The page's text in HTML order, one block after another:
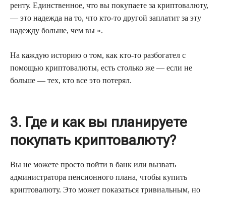
ренту. Единственное, что вы покупаете за криптовалюту,
— это надежда на то, что кто-то другой заплатит за эту
надежду больше, чем вы ».
На каждую историю о том, как кто-то разбогател с
помощью криптовалюты, есть столько же — если не
больше — тех, кто все это потерял.
3. Где и как вы планируете
покупать криптовалюту?
Вы не можете просто пойти в банк или вызвать
администратора пенсионного плана, чтобы купить
криптовалюту. Это может показаться тривиальным, но